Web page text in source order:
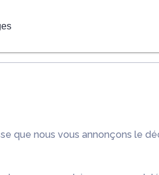
que nous vous annonçons le